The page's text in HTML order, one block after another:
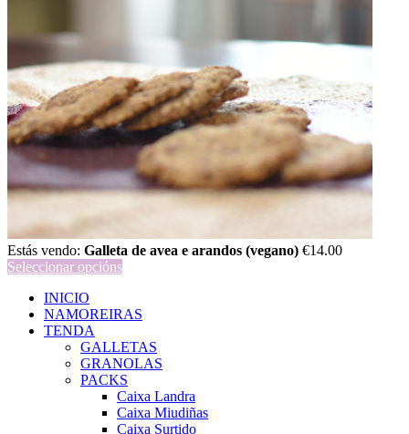
Estás vendo: Galleta de avea e arandos (vegano) €14.00
Seleccionar opcións
INICIO
NAMOREIRAS
TENDA
GALLETAS
GRANOLAS
PACKS
Caixa Landra
Caixa Miudiñas
Caixa Surtido